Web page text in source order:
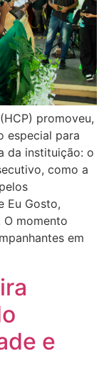
promoveu,
especial para
da instituição: o
como a
Eu Gosto,
O momento
em
e